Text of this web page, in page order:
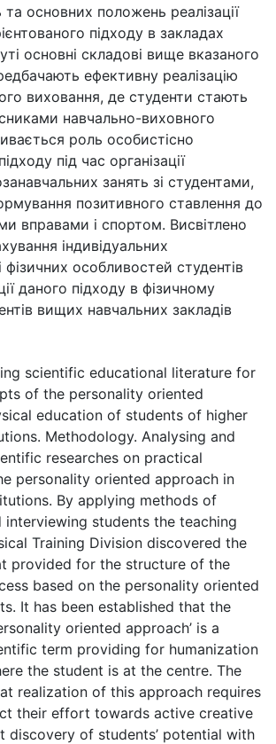
основних положень реалізації
підходу в закладах
основні складові вище вказаного
ефективну реалізацію
виховання, де студенти стають
навчально-виховного
роль особистісно
під час організації
занять зі студентами,
позитивного ставлення до
вправами і спортом. Висвітлено
індивідуальних
фізичних особливостей студентів
даного підходу в фізичному
вищих навчальних закладів
scientific educational literature for
of the personality oriented
education of students of higher
Methodology. Analysing and
researches on practical
personality oriented approach in
By applying methods of
interviewing students the teaching
Training Division discovered the
provided for the structure of the
based on the personality oriented
It has been established that the
oriented approach’ is a
term providing for humanization
the student is at the centre. The
realization of this approach requires
their effort towards active creative
discovery of students’ potential with